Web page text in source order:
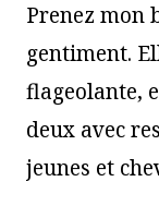
Prenez mon
gentiment.
flageolante,
deux avec
jeunes et